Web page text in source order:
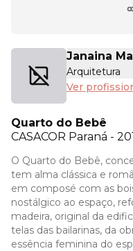
Janaina
Arquitetura
Ver
Quarto do Bebê
CASACOR Paraná -
O Quarto do Bebê,
tem alma clássica e
em composé com as
nostálgico ao espaço,
madeira, original da
telas das bailarinas, da
essência feminina do